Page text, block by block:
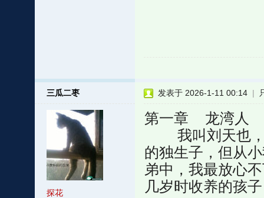
三瓜二枣
探花
发表于 2026-1-11 00:14 |
第一章 龙湾人
我叫刘天也，
的独生子，但从
弟中，我最放心
几岁时收养的孩